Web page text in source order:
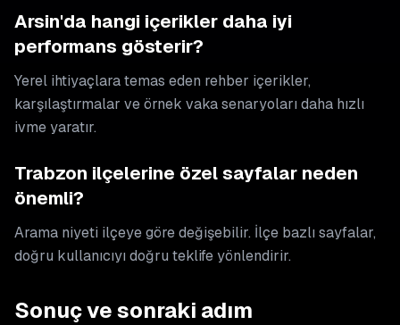
Arsin'da hangi içerikler daha iyi
performans gösterir?
Yerel ihtiyaçlara temas eden rehber içerikler,
karşılaştırmalar ve örnek vaka senaryoları daha hızlı
ivme yaratır.
Trabzon ilçelerine özel sayfalar neden
önemli?
Arama niyeti ilçeye göre değişebilir. İlçe bazlı sayfalar,
doğru kullanıcıyı doğru teklife yönlendirir.
Sonuç ve sonraki adım